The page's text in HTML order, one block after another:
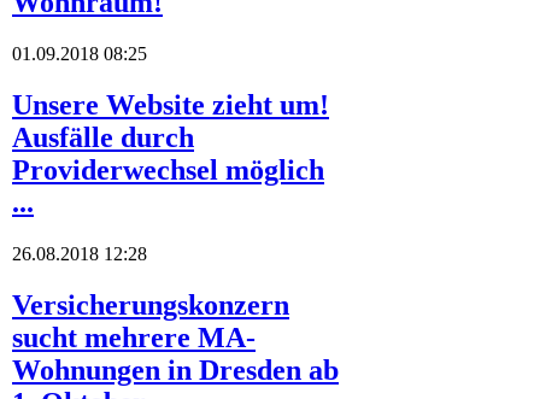
01.09.2018 08:25
Unsere Website zieht um!
Ausfälle durch
Providerwechsel möglich
...
26.08.2018 12:28
Versicherungskonzern
sucht mehrere MA-
Wohnungen in Dresden ab